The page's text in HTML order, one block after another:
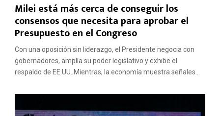
Milei está más cerca de conseguir los
consensos que necesita para aprobar el
Presupuesto en el Congreso
Con una oposición sin liderazgo, el Presidente negocia con
gobernadores, amplía su poder legislativo y exhibe el
respaldo de EE.UU. Mientras, la economía muestra señales...